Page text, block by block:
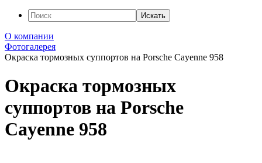
Искать
О компании
Фотогалерея
Окраска тормозных суппортов на Porsche Cayenne 958
Окраска тормозных
суппортов на Porsche
Cayenne 958